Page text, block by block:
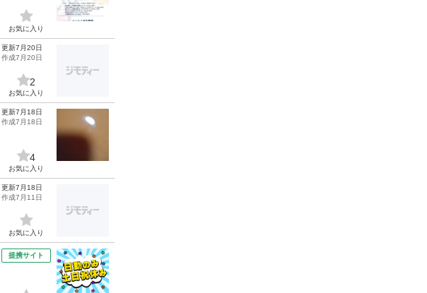
お気に入り
更新7月20日
作成7月20日
2
お気に入り
更新7月18日
作成7月18日
4
お気に入り
更新7月18日
作成7月11日
お気に入り
提携サイト